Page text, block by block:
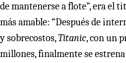
de mantenerse a flote”, era el
más amable: “Después de
y sobrecostos,Titanic, con un
millones, finalmente se estrena